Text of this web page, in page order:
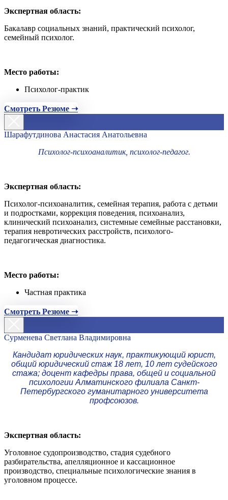
Экспертная область:
Бакалавр социальных знаний, практический психолог,
семейный психолог.
Место работы:
Психолог-практик
Смотреть Резюме ➝
Шарафутдинова Анастасия Анатольевна
Психолог-психоаналитик, психолог-педагог.
Экспертная область:
Психолог-психоаналитик, семейная терапия, работа с детьми
и подростками, коррекция поведения, психоанализ,
клинический психоанализ, системные семейные расстановки,
терапия невротических расстройств, психолого-
педагогическая диагностика.
Место работы:
Частная практика
Смотреть Резюме ➝
Сурменева Светлана Владимировна
Кандидат юридических наук, практикующий юрист,
общий юридический стаж 18 лет, 10 лет судейского
стажа; доцент кафедры права, общей и социальной
психологии Алматинского филиала Санкт-
Петербургского гуманитарного университета
профсоюзов.
Экспертная область:
Уголовное судопроизводство, стадия судебного
разбирательства, апелляционное и кассационное
производство, специальные психологические знания в
уголовном процессе.